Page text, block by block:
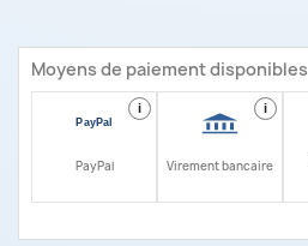
Moyens de paiement disponibles
i
PayPal
i
Virement bancaire